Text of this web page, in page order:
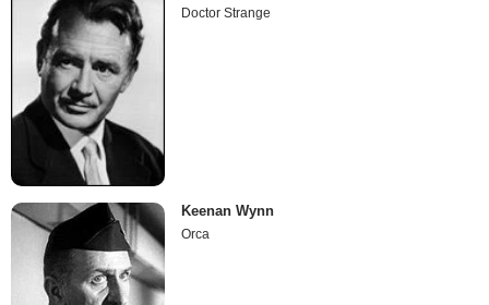
Doctor Strange
Keenan Wynn
Orca